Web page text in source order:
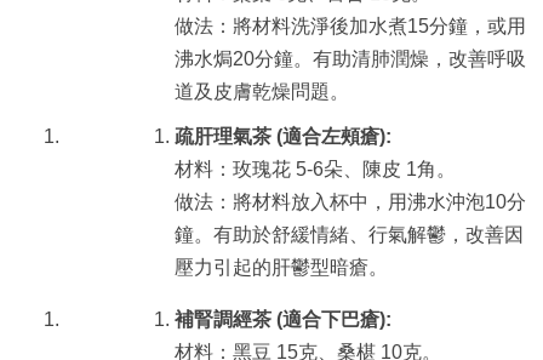
做法：將材料洗淨後加水煮15分鐘，或用
沸水焗20分鐘。有助清肺潤燥，改善呼吸
道及皮膚乾燥問題。
疏肝理氣茶 (適合左頰瘡):
材料：玫瑰花 5-6朵、陳皮 1角。
做法：將材料放入杯中，用沸水沖泡10分
鐘。有助於舒緩情緒、行氣解鬱，改善因
壓力引起的肝鬱型暗瘡。
補腎調經茶 (適合下巴瘡):
材料：黑豆 15克、桑椹 10克。